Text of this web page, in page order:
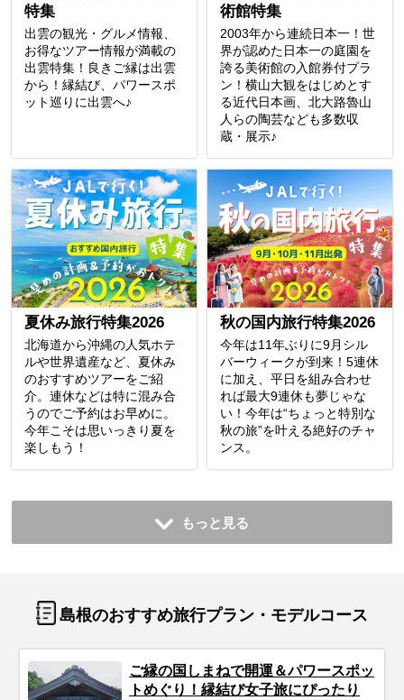
特集
出雲の観光・グルメ情報、
お得なツアー情報が満載の
出雲特集！良きご縁は出雲
から！縁結び、パワースポ
ット巡りに出雲へ♪
術館特集
2003年から連続日本一！世
界が認めた日本一の庭園を
誇る美術館の入館券付プラ
ン！横山大観をはじめとす
る近代日本画、北大路魯山
人らの陶芸なども多数収
蔵・展示♪
夏休み旅行特集2026
北海道から沖縄の人気ホテ
ルや世界遺産など、夏休み
のおすすめツアーをご紹
介。連休などは特に混み合
うのでご予約はお早めに。
今年こそは思いっきり夏を
楽しもう！
秋の国内旅行特集2026
今年は11年ぶりに9月シル
バーウィークが到来！5連休
に加え、平日を組み合わせ
れば最大9連休も夢じゃな
い！今年は“ちょっと特別な
秋の旅”を叶える絶好のチャ
ンス。
もっと見る
島根のおすすめ旅行プラン・モデルコース
ご縁の国しまねで開運＆パワースポッ
トめぐり！縁結び女子旅にぴったり